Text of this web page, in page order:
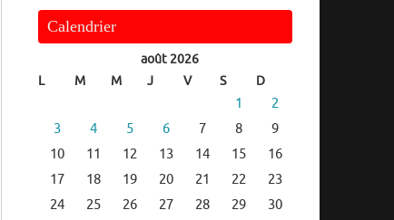
Calendrier
août 2026
L
M M J V S D
1
2
3
4 5 6 7 8
9
10
11 12 13 14 15
16
17
18 19 20 21 22
23
24
25 26 27 28 29
30